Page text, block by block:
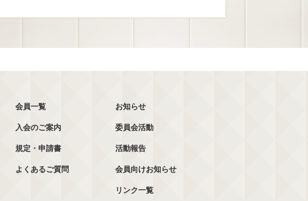
会員一覧
入会のご案内
規定・申請書
よくあるご質問
お知らせ
委員会活動
活動報告
会員向けお知らせ
リンク一覧